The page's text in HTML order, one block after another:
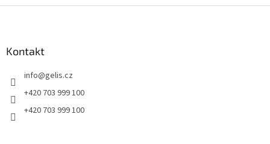
l
Kontakt
info@gelis.cz
+420 703 999 100
+420 703 999 100